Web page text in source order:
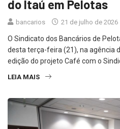
do Itaú em Pelotas
bancarios 21 de julho de 2026
O Sindicato dos Bancários de
desta terça-feira (21), na agência
edição do projeto Café com o
LEIA MAIS